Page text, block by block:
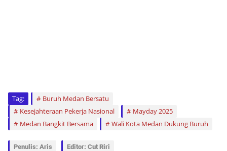
Tag:
Buruh Medan Bersatu
Kesejahteraan Pekerja Nasional
Mayday 2025
Medan Bangkit Bersama
Wali Kota Medan Dukung Buruh
Penulis: Aris Editor: Cut Riri